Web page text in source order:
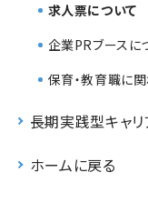
求人票について
企業PRブースに
保育・教育職に
長期実践型キャ
ホームに戻る